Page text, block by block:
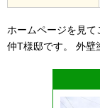
ホームページを見
仲T様邸です。 外壁